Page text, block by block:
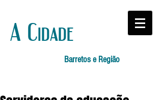
A Cidade
Barretos e Região